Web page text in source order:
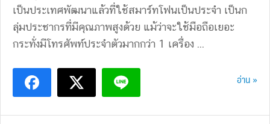
เป็นประเทศพัฒนาแล้วที่ใช้สมาร์ทโฟนเป็นประจำ เป็นก
ลุ่มประชากรที่มีคุณภาพสูงด้วย แม้ว่าจะใช้มือถือเยอะ
กระทั่งมีโทรศัพท์ประจำตัวมากกว่า 1 เครื่อง ...
อ่าน »